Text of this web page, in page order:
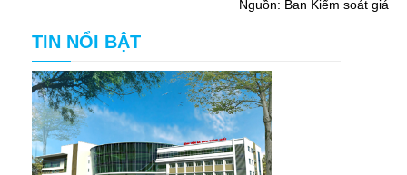
Nguồn: Ban Kiểm soát giá
TIN NỔI BẬT